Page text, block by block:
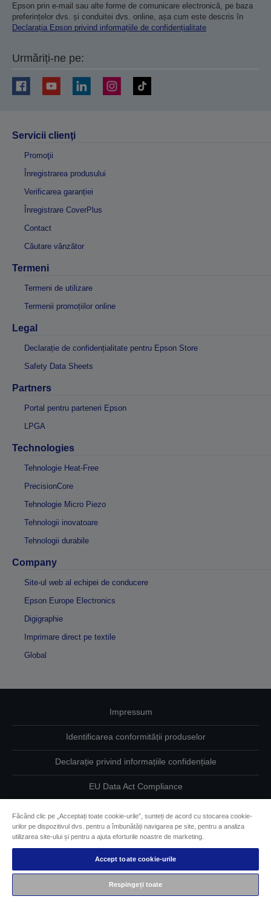
Epson prin e-mail sau alte forme de comunicare electronică, pe baza
preferințelor dvs. și conduitei dvs. online, așa cum este descris în
Declarația Epson privind informațiile de confidențialitate
Urmăriți-ne pe:
Servicii clienţi
Promoţii
Înregistrarea produsului
Verificarea garanției
Înregistrare CoverPlus
Contact
Căutare vânzător
Termeni
Termeni de utilizare
Termenii promoțiilor online
Legal
Declarație de confidențialitate pentru Epson Store
Safety Data Sheets
Partners
Portal pentru parteneri Epson
LPGA
Technologies
Tehnologie Heat-Free
PrecisionCore
Tehnologie Micro Piezo
Tehnologii inovatoare
Tehnologii durabile
Company
Site-ul web al echipei de conducere
Epson Europe Electronics
Digigraphie
Imprimare direct pe textile
Global
Impressum
Identificarea conformității produselor
Declarație privind informațiile confidențiale
EU Data Act Compliance
Informaţii despre modulele cookie
Angajamentul Epson pe linie de accesibilitate
Drepturi de autor © 2026 Seiko Epson
Făcând clic pe „Acceptați toate cookie-urile”, sunteți de acord cu stocarea cookie-
urilor pe dispozitivul dvs. pentru a îmbunătăți navigarea pe site, pentru a analiza
utilizarea site-ului și pentru a ajuta eforturile noastre de marketing.
Accept toate cookie-urile
Respingeți toate